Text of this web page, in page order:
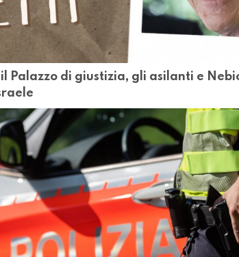
il Palazzo di giustizia, gli asilanti e